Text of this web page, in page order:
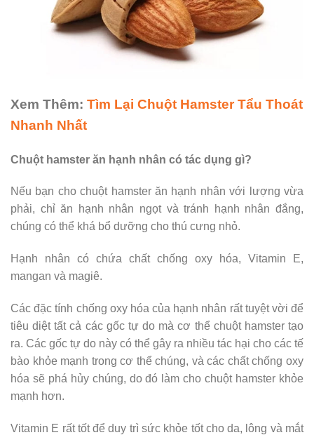
Xem Thêm: Tìm Lại Chuột Hamster Tẩu Thoát
Nhanh Nhất
Chuột hamster ăn hạnh nhân có tác dụng gì?
Nếu bạn cho chuột hamster ăn hạnh nhân với lượng vừa
phải, chỉ ăn hạnh nhân ngọt và tránh hạnh nhân đắng,
chúng có thể khá bổ dưỡng cho thú cưng nhỏ.
Hạnh nhân có chứa chất chống oxy hóa, Vitamin E,
mangan và magiê.
Các đặc tính chống oxy hóa của hạnh nhân rất tuyệt vời để
tiêu diệt tất cả các gốc tự do mà cơ thể chuột hamster tạo
ra. Các gốc tự do này có thể gây ra nhiều tác hại cho các tế
bào khỏe mạnh trong cơ thể chúng, và các chất chống oxy
hóa sẽ phá hủy chúng, do đó làm cho chuột hamster khỏe
mạnh hơn.
Vitamin E rất tốt để duy trì sức khỏe tốt cho da, lông và mắt